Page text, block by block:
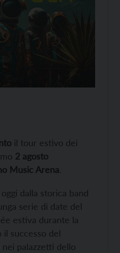
il tour estivo dei
2 agosto
Music Arena.
dalla storica band
serie di date del
estiva durante la
il successo del
palazzetti dello